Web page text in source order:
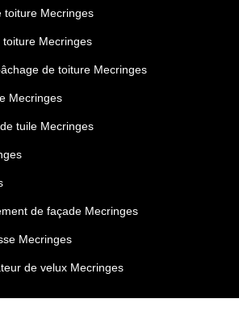
toiture Mecringes
Mecringes
de toiture Mecringes
Mecringes
tuile Mecringes
de façade Mecringes
Mecringes
de velux Mecringes